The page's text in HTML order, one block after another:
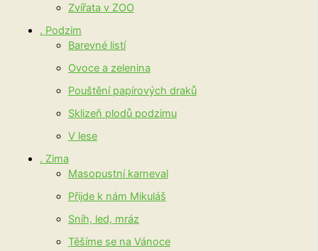
Zvířata v ZOO
. Podzim
Barevné listí
Ovoce a zelenina
Pouštění papírových draků
Sklizeň plodů podzimu
V lese
. Zima
Masopustní karneval
Přijde k nám Mikuláš
Sníh, led, mráz
Těšíme se na Vánoce